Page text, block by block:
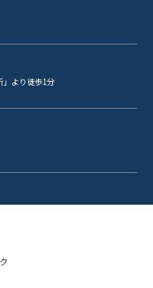
」より徒歩1分